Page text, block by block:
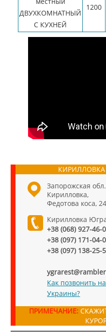
ДВУХКОМНАТНЫЙ
С КУХНЕЙ
1200
Запорожская
Кирилловка,
Федотова коса,
Кирилловка
+38 (068) 927-46-
+38 (097) 171-04-
+38 (097) 138-25-
Как позвонить
Украины?
ПРИМЕЧАНИЕ: